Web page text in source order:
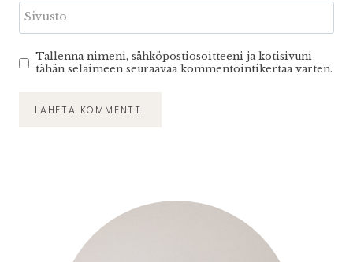
Sivusto
Tallenna nimeni, sähköpostiosoitteeni ja kotisivuni
tähän selaimeen seuraavaa kommentointikertaa varten.